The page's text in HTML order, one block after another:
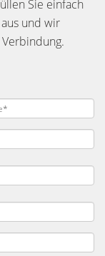
Sie einfach
und wir